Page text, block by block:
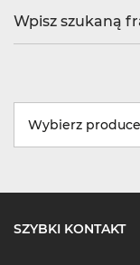
Wybierz
SZYBKI KONTAKT